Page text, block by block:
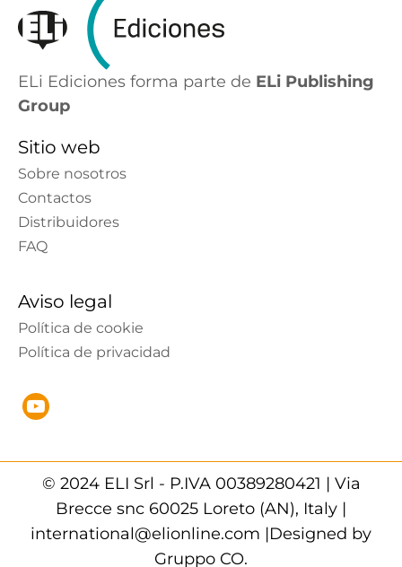
ELi Ediciones forma parte de ELi Publishing
Group
Sitio web
Sobre nosotros
Contactos
Distribuidores
FAQ
Aviso legal
Política de cookie
Política de privacidad
© 2024 ELI Srl - P.IVA 00389280421 | Via
Brecce snc 60025 Loreto (AN), Italy |
international@elionline.com |Designed by
Gruppo CO.